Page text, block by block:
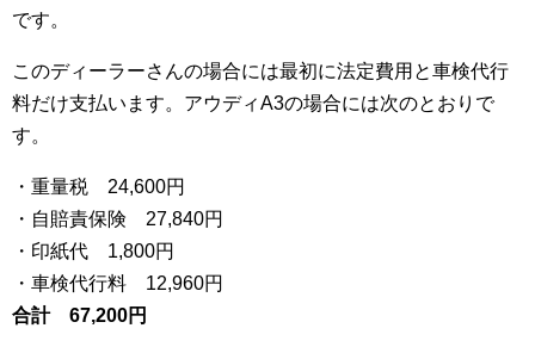
です。
このディーラーさんの場合には最初に法定費用と車検代行
料だけ支払います。アウディA3の場合には次のとおりで
す。
・重量税 24,600円
・自賠責保険 27,840円
・印紙代 1,800円
・車検代行料 12,960円
合計 67,200円